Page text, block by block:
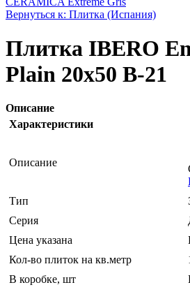
Вернуться к: Плитка (Испания)
Плитка IBERO
Plain 20x50 B-21
Описание
Характеристики
Описание
Тип
Серия
Цена указана
Кол-во плиток на кв.метр
В коробке, шт